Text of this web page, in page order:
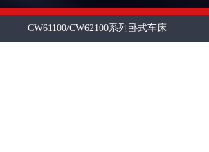
CW61100/CW62100系列卧式车床